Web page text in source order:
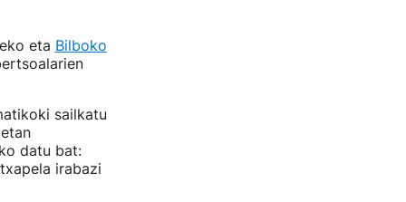
eta Bilboko
sailkatu
datu bat:
irabazi